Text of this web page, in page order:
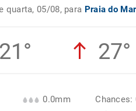
quarta, 05/08, para Praia do
21° 27°
0.0mm
Chances: